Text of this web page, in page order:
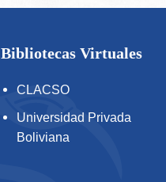
Bibliotecas Virtuales
CLACSO
Universidad Privada
Boliviana